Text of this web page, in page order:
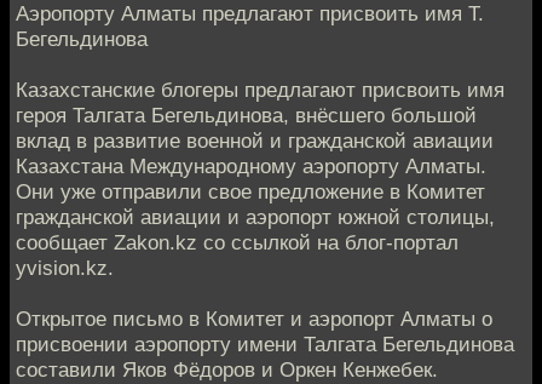
Аэропорту Алматы предлагают присвоить имя Т.
Бегельдинова
Казахстанские блогеры предлагают присвоить имя
героя Талгата Бегельдинова, внёсшего большой
вклад в развитие военной и гражданской авиации
Казахстана Международному аэропорту Алматы.
Они уже отправили свое предложение в Комитет
гражданской авиации и аэропорт южной столицы,
сообщает Zakon.kz со ссылкой на блог-портал
yvision.kz.
Открытое письмо в Комитет и аэропорт Алматы о
присвоении аэропорту имени Талгата Бегельдинова
составили Яков Фёдоров и Оркен Кенжебек.